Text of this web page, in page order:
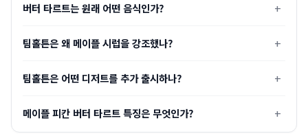
버터 타르트는 원래 어떤 음식인가?
팀홀튼은 왜 메이플 시럽을 강조했나?
팀홀튼은 어떤 디저트를 추가 출시하나?
메이플 피칸 버터 타르트 특징은 무엇인가?